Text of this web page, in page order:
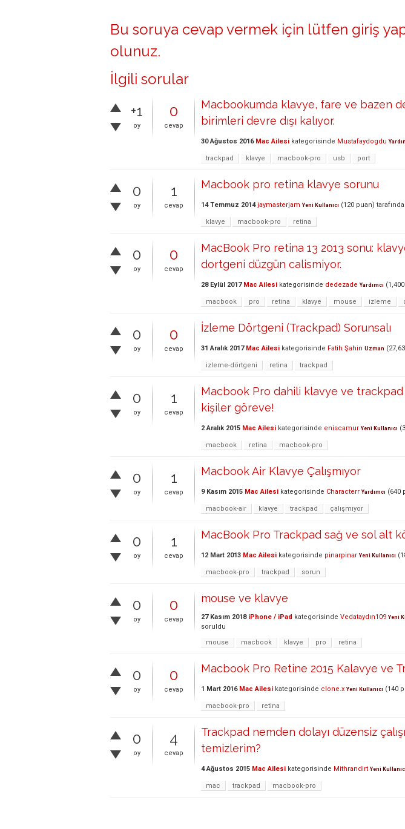
Bu soruya cevap vermek için lütfen giriş
olunuz.
İlgili sorular
+1
oy
0
cevap
Macbookumda klavye, fare ve bazen
birimleri devre dışı kalıyor.
30 Ağustos 2016 Mac Ailesi kategorisinde Mustafaydogdu
trackpad klavye macbook-pro usb port
0
oy
1
cevap
Macbook pro retina klavye sorunu
14 Temmuz 2014 jaymasterjam Yeni Kullanıcı (120 puan)
klavye macbook-pro retina
0
oy
0
cevap
MacBook Pro retina 13 2013 sonu:
dortgeni düzgün calismiyor.
28 Eylül 2017 Mac Ailesi kategorisinde dedezade Yardımcı (1,400
macbook pro retina klavye mouse izleme
0
oy
0
cevap
İzleme Dörtgeni (Trackpad) Sorunsalı
31 Aralık 2017 Mac Ailesi kategorisinde Fatih Şahin Uzman (
izleme-dörtgeni retina trackpad
0
oy
1
cevap
Macbook Pro dahili klavye ve
kişiler göreve!
2 Aralık 2015 Mac Ailesi kategorisinde eniscamur Yeni Kullanıcı (
macbook retina macbook-pro
0
oy
1
cevap
Macbook Air Klavye Çalışmıyor
9 Kasım 2015 Mac Ailesi kategorisinde Characterr Yardımcı (640
macbook-air klavye trackpad çalışmıyor
0
oy
1
cevap
MacBook Pro Trackpad sağ ve sol alt
12 Mart 2013 Mac Ailesi kategorisinde pinarpinar Yeni Kullanıcı (
macbook-pro trackpad sorun
0
oy
0
cevap
mouse ve klavye
27 Kasım 2018 iPhone / iPad kategorisinde Vedataydın109 Yeni
soruldu
mouse
macbook klavye pro retina
0
oy
0
cevap
Macbook Pro Retine 2015 Kalavye ve
1 Mart 2016 Mac Ailesi kategorisinde clone.x Yeni Kullanıcı (140
macbook-pro retina
0
oy
4
cevap
Trackpad nemden dolayı düzensiz
temizlerim?
4 Ağustos 2015 Mac Ailesi kategorisinde Mithrandirt Yeni
mac trackpad macbook-pro